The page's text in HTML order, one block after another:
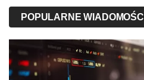
POPULARNE WIADOMOŚCI